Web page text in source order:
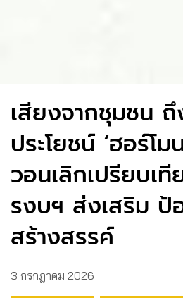
เสียงจากชุมชน
ประโยชน์ ‘ฮอร์โม
วอนเลิกเปรียบเ
รงบฯ ส่งเสริม ป้
สร้างสรรค์
3 กรกฎาคม 2026